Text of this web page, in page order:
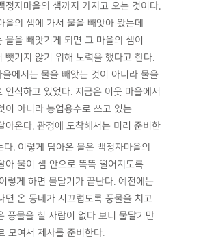
정자마을의 샘까지 가지고 오는 것이다.
을의 샘에 가서 물을 빼앗아 왔는데
물을 빼앗기게 되면 그 마을의 샘이
뺏기지 않기 위해 노력을 했다고 한다.
에서는 물을 빼앗는 것이 아니라 물을
인식하고 있었다. 지금은 이웃 마을에서
이 아니라 농업용수로 쓰고 있는
아온다. 관정에 도착해서는 미리 준비한
다. 이렇게 담아온 물은 백정자마을의
아 물이 샘 안으로 똑똑 떨어지도록
렇게 하면 물달기가 끝난다. 예전에는
면 온 동네가 시끄럽도록 풍물을 치고
풍물을 칠 사람이 없다 보니 물달기만
모여서 제사를 준비한다.